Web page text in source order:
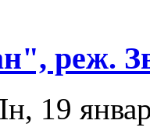
реж.
19